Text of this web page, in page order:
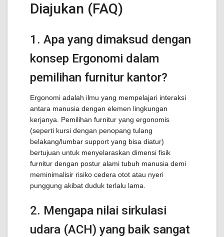
Diajukan (FAQ)
1. Apa yang dimaksud dengan
konsep Ergonomi dalam
pemilihan furnitur kantor?
Ergonomi adalah ilmu yang mempelajari interaksi
antara manusia dengan elemen lingkungan
kerjanya. Pemilihan furnitur yang ergonomis
(seperti kursi dengan penopang tulang
belakang/lumbar support yang bisa diatur)
bertujuan untuk menyelaraskan dimensi fisik
furnitur dengan postur alami tubuh manusia demi
meminimalisir risiko cedera otot atau nyeri
punggung akibat duduk terlalu lama.
2. Mengapa nilai sirkulasi
udara (ACH) yang baik sangat